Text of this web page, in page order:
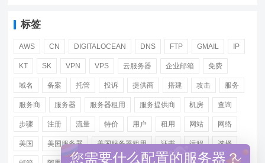
标签
AWS CN DIGITALOCEAN DNS FTP GMAIL IP
KT SK VPN VPS 云服务器 企业邮箱 免费
域名 备案 托管 投诉 提供商 搭建 攻击 服务
服务商 服务器 服务器租用 服务提供商 机房 查询
步骤 注册 流量 特价 用户 租用 网站 网络
美国 美国服务器 美国服务器租用 证书 远程 选择
您需要什么配置的服务器？